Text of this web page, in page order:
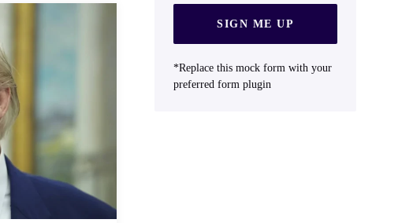
SIGN ME UP
*Replace this mock form with your
preferred form plugin